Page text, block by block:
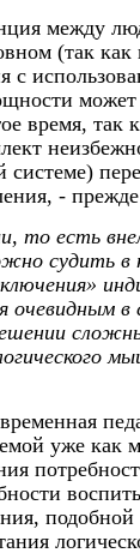
между
(так
с
может
время,
-
то есть
судить в
очевидным в
уже как
подобной